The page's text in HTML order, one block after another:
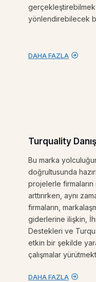
yönlendirebilecek
DAHA FAZLA
Turquality
Bu marka
doğrultusunda
projelerle
arttırırken, aynı
firmaların,
giderlerine ilişkin,
Destekleri ve
etkin bir şekilde
çalışmalar
DAHA FAZLA